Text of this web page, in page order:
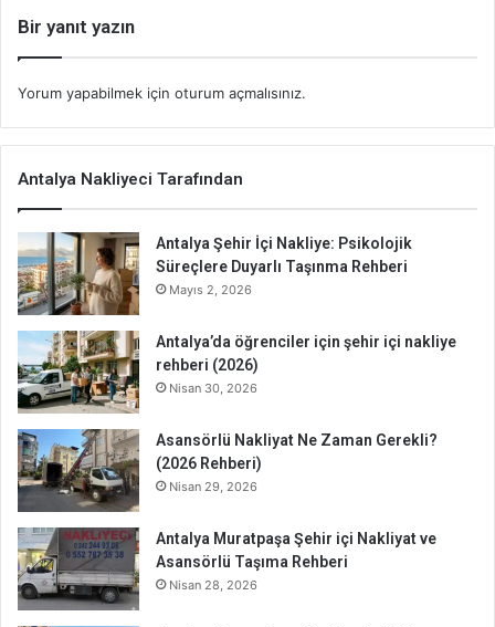
Bir yanıt yazın
Yorum yapabilmek için oturum açmalısınız.
Antalya Nakliyeci Tarafından
Antalya Şehir İçi Nakliye: Psikolojik
Süreçlere Duyarlı Taşınma Rehberi
Mayıs 2, 2026
Antalya’da öğrenciler için şehir içi nakliye
rehberi (2026)
Nisan 30, 2026
Asansörlü Nakliyat Ne Zaman Gerekli?
(2026 Rehberi)
Nisan 29, 2026
Antalya Muratpaşa Şehir içi Nakliyat ve
Asansörlü Taşıma Rehberi
Nisan 28, 2026